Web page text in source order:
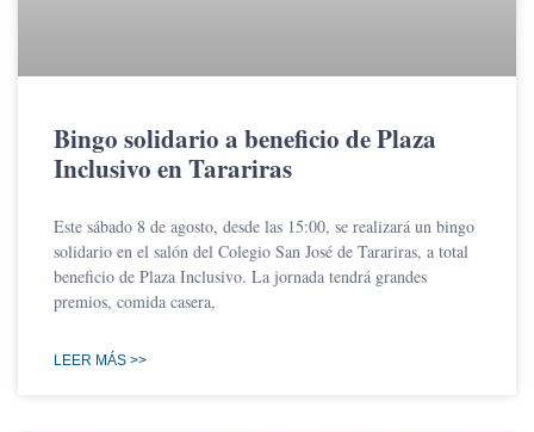
Bingo solidario a beneficio de Plaza
Inclusivo en Tarariras
Este sábado 8 de agosto, desde las 15:00, se realizará un bingo
solidario en el salón del Colegio San José de Tarariras, a total
beneficio de Plaza Inclusivo. La jornada tendrá grandes
premios, comida casera,
LEER MÁS >>